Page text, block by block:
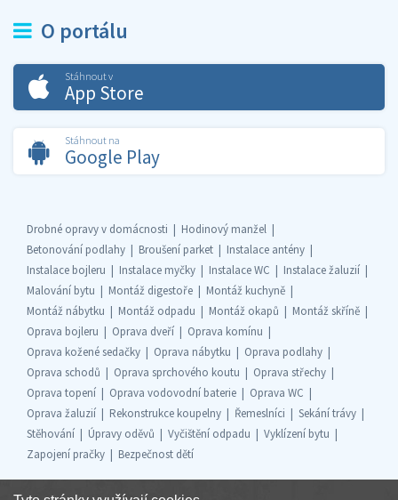
O portálu
Stáhnout v
App Store
Stáhnout na
Google Play
Drobné opravy v domácnosti
Hodinový manžel
Betonování podlahy
Broušení parket
Instalace antény
Instalace bojleru
Instalace myčky Instalace WC
Instalace žaluzií
Malování bytu
Montáž digestoře
Montáž kuchyně
Montáž nábytku
Montáž odpadu Montáž okapů
Montáž skříně
Oprava bojleru
Oprava dveří
Oprava komínu
Oprava kožené sedačky
Oprava nábytku
Oprava podlahy
Oprava schodů
Oprava sprchového koutu
Oprava střechy
Oprava topení
Oprava vodovodní baterie
Oprava WC
Oprava žaluzií
Rekonstrukce koupelny Řemeslníci
Sekání trávy
Stěhování
Úpravy oděvů Vyčištění odpadu
Vyklízení bytu
Zapojení pračky
Bezpečnost dětí